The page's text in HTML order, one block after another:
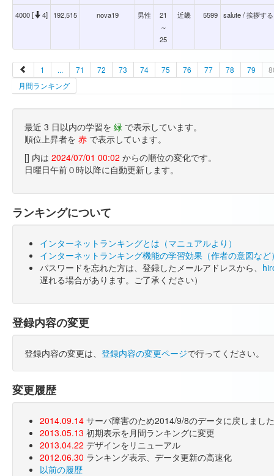
4000 [ 4] 192,515 nova19 男性
21
～
25
近畿 5599 salute / 挨拶する
1 ... 71 72 73 74 75 76 77 78 79
月間ランキング
最近 3 日以内の学習を 緑 で表示しています。
順位上昇者を 赤 で表示しています。
[] 内は 2024/07/01 00:02 からの順位の変化です。
日曜日午前０時以降に自動更新します。
ランキングについて
インターネットランキングとは（マニュアルより）
インターネットランキング機能の学習効果（作者の意図など
パスワードを忘れた方は、登録したメールアドレスから、
遅れる場合があります。ご了承ください）
登録内容の変更
登録内容の変更は、 登録内容の変更ページで行ってください。
変更履歴
2014.09.14 サーバ障害のため2014/9/8のデータに戻しまし
2013.05.13 初期表示を月間ランキングに変更
2013.04.22 デザインをリニューアル
2012.06.30 ランキング表示、データ更新の高速化
以前の履歴